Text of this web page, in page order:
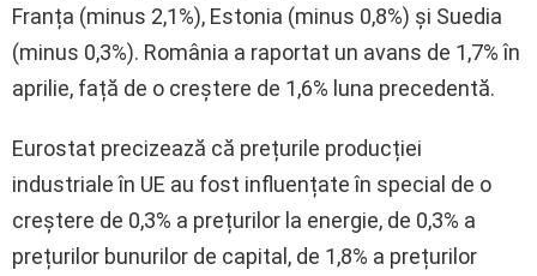
Franța (minus 2,1%), Estonia (minus 0,8%) și Suedia
(minus 0,3%). România a raportat un avans de 1,7% în
aprilie, față de o creștere de 1,6% luna precedentă.
Eurostat precizează că prețurile producției
industriale în UE au fost influențate în special de o
creștere de 0,3% a prețurilor la energie, de 0,3% a
prețurilor bunurilor de capital, de 1,8% a prețurilor